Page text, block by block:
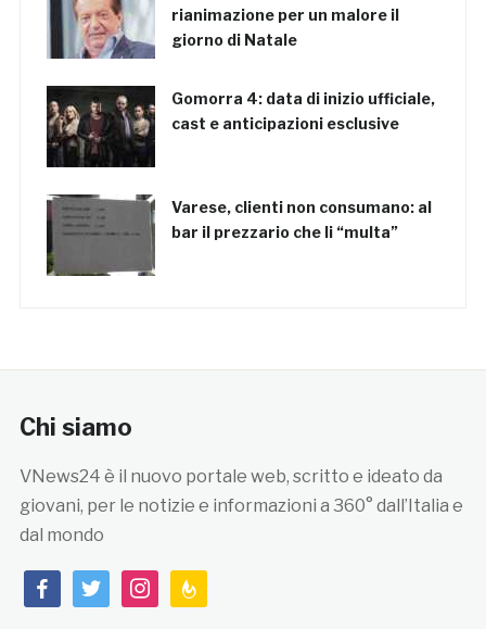
rianimazione per un malore il
giorno di Natale
Gomorra 4: data di inizio ufficiale,
cast e anticipazioni esclusive
Varese, clienti non consumano: al
bar il prezzario che li “multa”
Chi siamo
VNews24 è il nuovo portale web, scritto e ideato da
giovani, per le notizie e informazioni a 360° dall’Italia e
dal mondo
facebooktwitterinstagramfeedburner